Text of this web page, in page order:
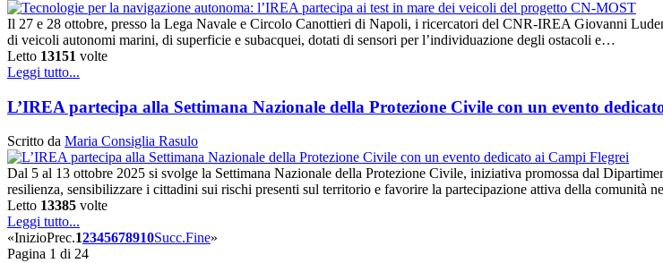
Il 27 e 28 ottobre, presso la Lega Navale e Circolo Canottieri di Napoli, i ricercatori del CNR-IREA Giovanni
di veicoli autonomi marini, di superficie e subacquei, dotati di sensori per l’individuazione degli ostacoli e…
Letto 13151 volte
Leggi tutto...
L’IREA partecipa alla Settimana Nazionale della Protezione Civile con un evento
Scritto da Maria Consiglia Rasulo
Dal 5 al 13 ottobre 2025 si svolge la Settimana Nazionale della Protezione Civile, iniziativa promossa dal
resilienza, sensibilizzare i cittadini sui rischi presenti sul territorio e favorire la partecipazione attiva della comunità
Letto 13385 volte
Leggi tutto...
«InizioPrec.12345678910Succ.Fine»
Pagina 1 di 24